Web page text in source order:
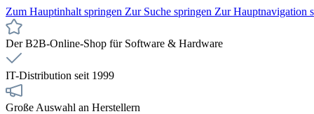
Zum Hauptinhalt springen Zur Suche springen Zur Hauptnavigation
Der B2B-Online-Shop für Software & Hardware
IT-Distribution seit 1999
Große Auswahl an Herstellern